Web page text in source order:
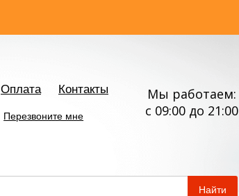
Оплата
Контакты
Перезвоните мне
Мы работаем:
с 09:00 до 21:00
Найти